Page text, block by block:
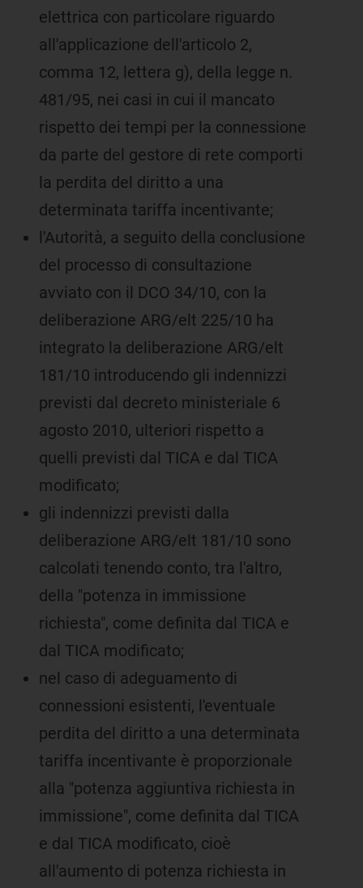
elettrica con particolare riguardo
all'applicazione dell'articolo 2,
comma 12, lettera g), della legge n.
481/95, nei casi in cui il mancato
rispetto dei tempi per la connessione
da parte del gestore di rete comporti
la perdita del diritto a una
determinata tariffa incentivante;
l'Autorità, a seguito della conclusione
del processo di consultazione
avviato con il DCO 34/10, con la
deliberazione ARG/elt 225/10 ha
integrato la deliberazione ARG/elt
181/10 introducendo gli indennizzi
previsti dal decreto ministeriale 6
agosto 2010, ulteriori rispetto a
quelli previsti dal TICA e dal TICA
modificato;
gli indennizzi previsti dalla
deliberazione ARG/elt 181/10 sono
calcolati tenendo conto, tra l'altro,
della "potenza in immissione
richiesta", come definita dal TICA e
dal TICA modificato;
nel caso di adeguamento di
connessioni esistenti, l'eventuale
perdita del diritto a una determinata
tariffa incentivante è proporzionale
alla "potenza aggiuntiva richiesta in
immissione", come definita dal TICA
e dal TICA modificato, cioè
all'aumento di potenza richiesta in